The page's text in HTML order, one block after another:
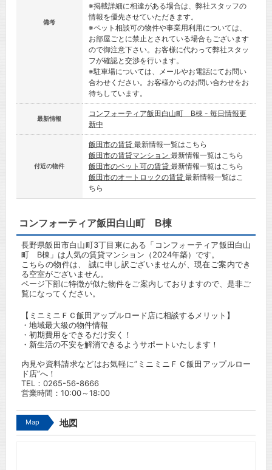
備考
※掲載詳細に相違がある場合は、弊社スタッフの
情報を優先させていただきます。
※ペット相談可の物件や事業用利用については、
お部屋ごとに禁止とされている場合もございます
ので御注意下さい。お客様に代わって弊社スタッ
フが確認と交渉を行います。
※駐車場については、メールやお電話にてお問い
合わせください。お客様からのお問い合わせをお
待ちしています。
最新情報
コンフォーティア飯田白山町 B棟 - 毎日情報更
新中
付近の物件
飯田市の賃貸 最新情報一覧はこちら
飯田市の賃貸マンション 最新情報一覧はこちら
飯田市のペット可の賃貸 最新情報一覧はこちら
飯田市のオートロックの賃貸 最新情報一覧はこ
ちら
コンフォーティア飯田白山町 B棟
長野県飯田市白山町3丁目東にある「コンフォーティア飯田白山
町 B棟」は人気の賃貸マンション（2024年築）です。
こちらの物件は、 誠に申し訳ございませんが、現在ご案内でき
る空室がございません。
ページ下部に特徴が似た物件をご案内しておりますので、是非ご
覧になってください。
【ミニミニＦＣ飯田アップルロード店に相談するメリット】
・地域最大級の物件情報
・初期費用をできるだけ安く！
・新生活の不安を解消できるようサポートいたします！
内見や資料請求などはお気軽に”ミニミニＦＣ飯田アップルロー
ド店”へ！
TEL： 0265-56-8666
営業時間：10:00～18:00
Map 地図